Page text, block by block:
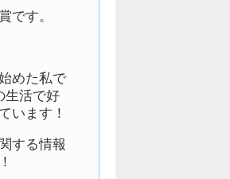
です。
めた私で
生活で好
います！
する情報